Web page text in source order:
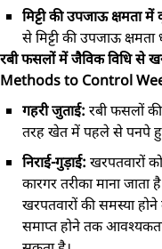
मिट्टी की उपजाऊ क्षमता में
से मिट्टी की उपजाऊ
रबी फसलों में जैविक विधि से
Methods to Control
गहरी जुताई: रबी फसलों
तरह खेत में पहले से पनपे
निराई-गुड़ाई: खरपतवारों
कारगर तरीका माना
खरपतवारों की समस्या
समाप्त होने तक आवश्यकता